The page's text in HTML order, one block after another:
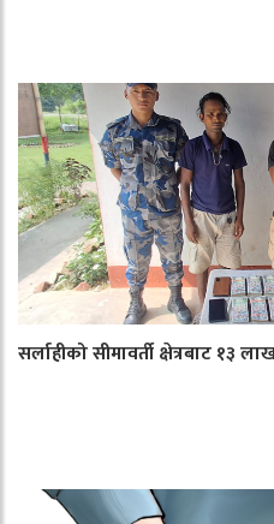
सर्लाहीको सीमावर्ती क्षेत्रबाट १३